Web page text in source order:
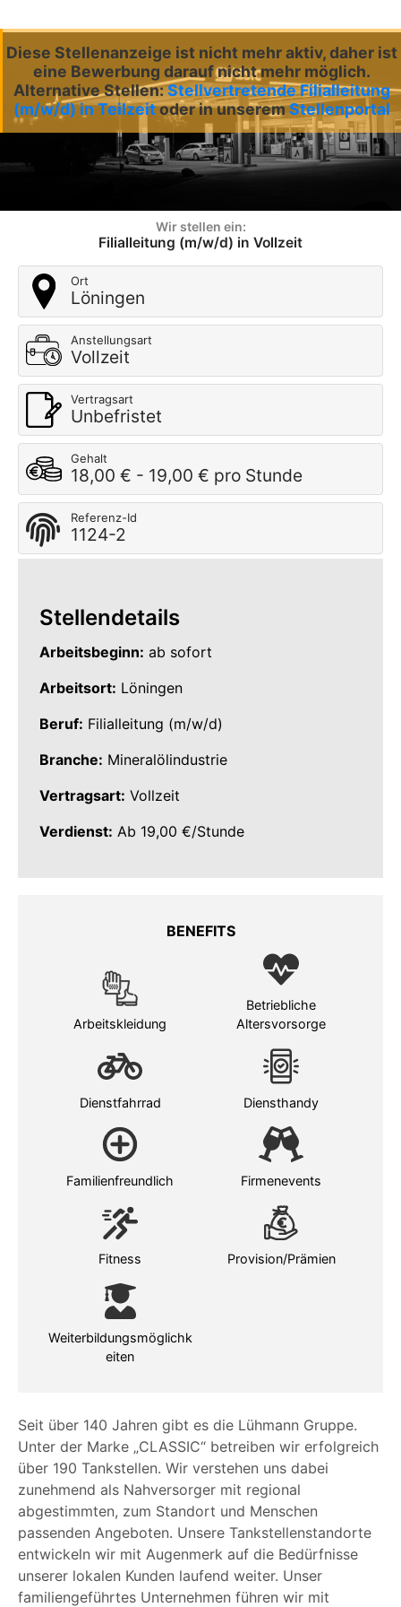
Diese Stellenanzeige ist nicht mehr aktiv, daher ist
eine Bewerbung darauf nicht mehr möglich.
Alternative Stellen:Stellvertretende Filialleitung
(m/w/d) in Teilzeitoder in unseremStellenportal
Wir stellen ein:
Filialleitung (m/w/d) in Vollzeit
Ort
Löningen
Anstellungsart
Vollzeit
Vertragsart
Unbefristet
Gehalt
18,00 € - 19,00 € pro Stunde
Referenz-Id
1124-2
Seit über 140 Jahren gibt es die Lühmann Gruppe.
Unter der Marke „CLASSIC“ betreiben wir erfolgreich
über 190 Tankstellen. Wir verstehen uns dabei
zunehmend als Nahversorger mit regional
abgestimmten, zum Standort und Menschen
passenden Angeboten. Unsere Tankstellenstandorte
entwickeln wir mit Augenmerk auf die Bedürfnisse
unserer lokalen Kunden laufend weiter. Unser
familiengeführtes Unternehmen führen wir mit
Stellendetails
Arbeitsbeginn: ab sofort
Arbeitsort: Löningen
Beruf: Filialleitung (m/w/d)
Branche: Mineralölindustrie
Vertragsart: Vollzeit
Verdienst: Ab 19,00 €/Stunde
BENEFITS
Arbeitskleidung
Betriebliche
Altersvorsorge
Dienstfahrrad Diensthandy
Familienfreundlich Firmenevents
Fitness Provision/Prämien
Weiterbildungsmöglichk
eiten